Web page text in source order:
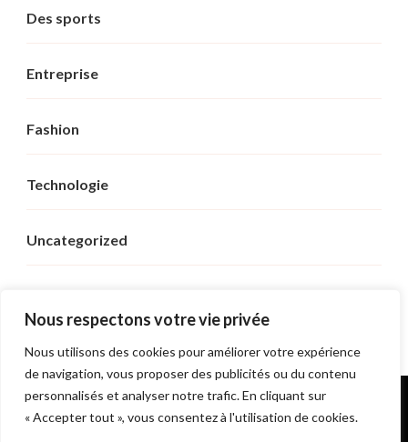
Nous respectons votre vie privée
Nous utilisons des cookies pour améliorer votre expérience
de navigation, vous proposer des publicités ou du contenu
personnalisés et analyser notre trafic. En cliquant sur
« Accepter tout », vous consentez à l'utilisation de cookies.
Des sports
Entreprise
Fashion
Technologie
Uncategorized
© Copyright 2026Sushi Royal. Tous droits réservés.